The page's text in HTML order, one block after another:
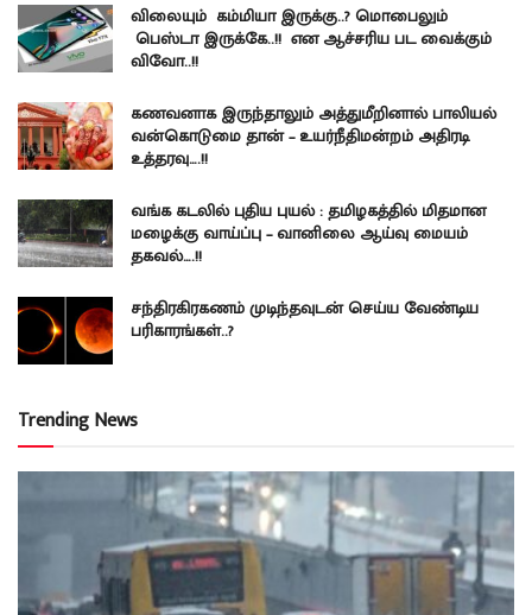
விலையும் கம்மியா இருக்கு..? மொபைலும்
பெஸ்டா இருக்கே..!! என ஆச்சரிய பட வைக்கும்
விவோ..!!
கணவனாக இருந்தாலும் அத்துமீறினால் பாலியல்
வன்கொடுமை தான் – உயர்நீதிமன்றம் அதிரடி
உத்தரவு….!!
வங்க கடலில் புதிய புயல் : தமிழகத்தில் மிதமான
மழைக்கு வாய்ப்பு – வானிலை ஆய்வு மையம்
தகவல்….!!
சந்திரகிரகணம் முடிந்தவுடன் செய்ய வேண்டிய
பரிகாரங்கள்..?
Trending News